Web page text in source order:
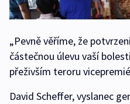
„Pevně věříme, že
částečnou úlevu vaší
přeživším teroru
David Scheffer, vyslanec